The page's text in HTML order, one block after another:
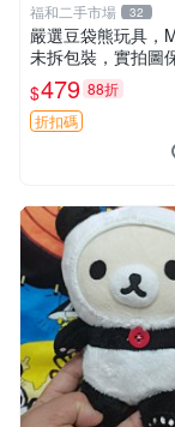
福和二手市場 32
嚴選豆袋熊玩具，
未拆包裝，實拍圖
豆袋玩具 嚴選 M家
$479 88折
折扣碼